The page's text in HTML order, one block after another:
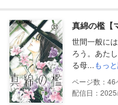
真綿の檻【
世間一般に
ろう。あた
る母...もっ
46
配信日：